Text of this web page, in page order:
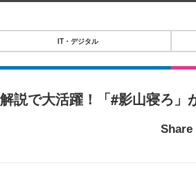
IT・デジタルTOP
IT・デジタル
説で大活躍！「#影山寝ろ」